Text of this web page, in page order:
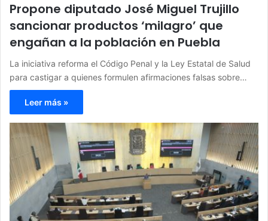
Propone diputado José Miguel Trujillo
sancionar productos ‘milagro’ que
engañan a la población en Puebla
La iniciativa reforma el Código Penal y la Ley Estatal de Salud
para castigar a quienes formulen afirmaciones falsas sobre…
Leer más »